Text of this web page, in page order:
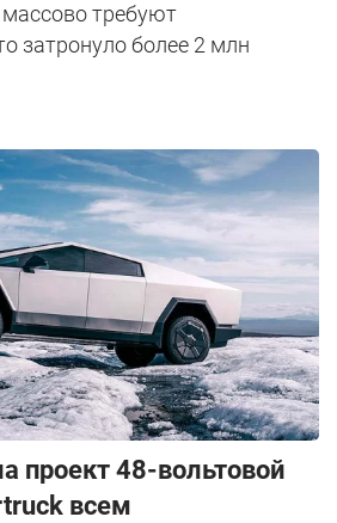
требуют
затронуло более 2 млн
проект 48-вольтовой
всем